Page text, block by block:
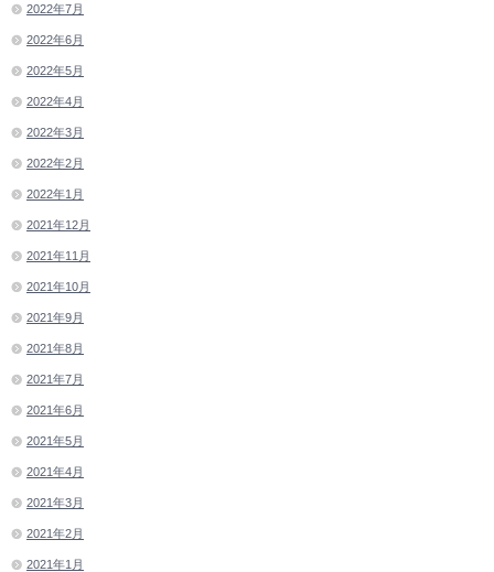
2022年7月
2022年6月
2022年5月
2022年4月
2022年3月
2022年2月
2022年1月
2021年12月
2021年11月
2021年10月
2021年9月
2021年8月
2021年7月
2021年6月
2021年5月
2021年4月
2021年3月
2021年2月
2021年1月